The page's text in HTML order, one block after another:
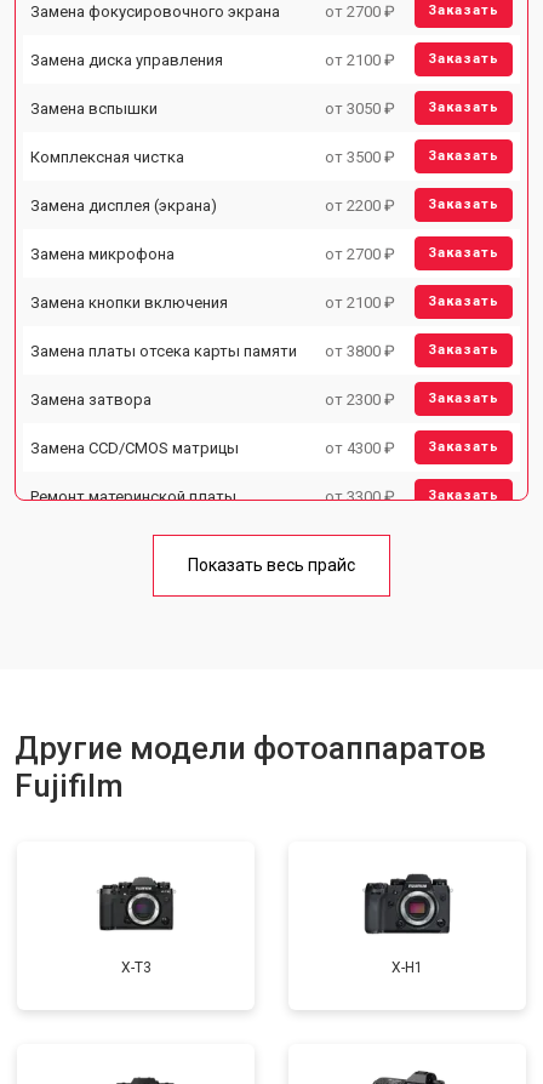
Замена фокусировочного экрана от 2700 ₽ Заказать
Замена диска управления от 2100 ₽ Заказать
Замена вспышки от 3050 ₽ Заказать
Комплексная чистка от 3500 ₽ Заказать
Замена дисплея (экрана) от 2200 ₽ Заказать
Замена микрофона от 2700 ₽ Заказать
Замена кнопки включения от 2100 ₽ Заказать
Замена платы отсека карты памяти от 3800 ₽ Заказать
Замена затвора от 2300 ₽ Заказать
Замена CCD/CMOS матрицы от 4300 ₽ Заказать
Ремонт материнской платы от 3300 ₽ Заказать
Показать весь прайс
Другие модели фотоаппаратов
Fujifilm
X-T3 X-H1